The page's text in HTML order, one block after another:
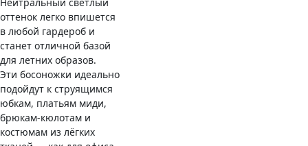
оттенок легко впишется
в любой гардероб и
станет отличной базой
для летних образов.
Эти босоножки идеально
подойдут к струящимся
юбкам, платьям миди,
брюкам-кюлотам и
костюмам из лёгких